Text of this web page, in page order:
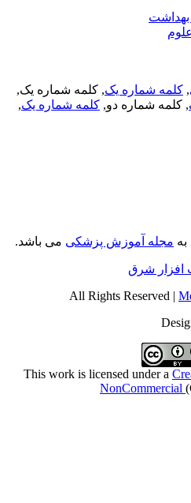
کلمه شماره یک, کلمه شماره یک,
شماره دو,کلمه شماره یک,
مجله آموزش پزشکیمی باشد.
شرق
This work is licensed under a